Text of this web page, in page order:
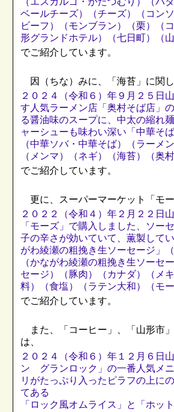
ベールチーズ）（チーズ）（コン
ビーフ）（モンブラン）（栗）（
形グランドホテル）（七日町）（
でご紹介しています。
因（ちな）みに、「海苔」に関し
２０２４（令和６）年９月２５日
す人気ラーメン店「奥村そば店」
る醤油味のスープに、中太の縮れ
ャーシューも味わい深い「中華そば
（中華ソバ・中華そば）（ラーメ
（メンマ）（ネギ）（海苔）（奥
でご紹介しています。
更に、スーパーマーケット「モ
２０２２（令和４）年２月２２日
「モーズ」で購入しました、ソー
子の辛さが効いていて、薫製して
がわ綾瀬の粗挽き生ソーセージ」（
（かながわ綾瀬の粗挽き生ソーセ
セージ）（豚肉）（カナダ）（メ
料）（食塩）（ラテン大和）（モ
でご紹介しています。
また、「コーヒー」、「山形市
は、
２０２４（令和６）年１２月６日
ン グランロック」の一番人気メ
リがたっぷり入ったピラフの上に
てある
「ロック風オムライス」と「ホッ